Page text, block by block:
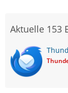
Aktuelle 153